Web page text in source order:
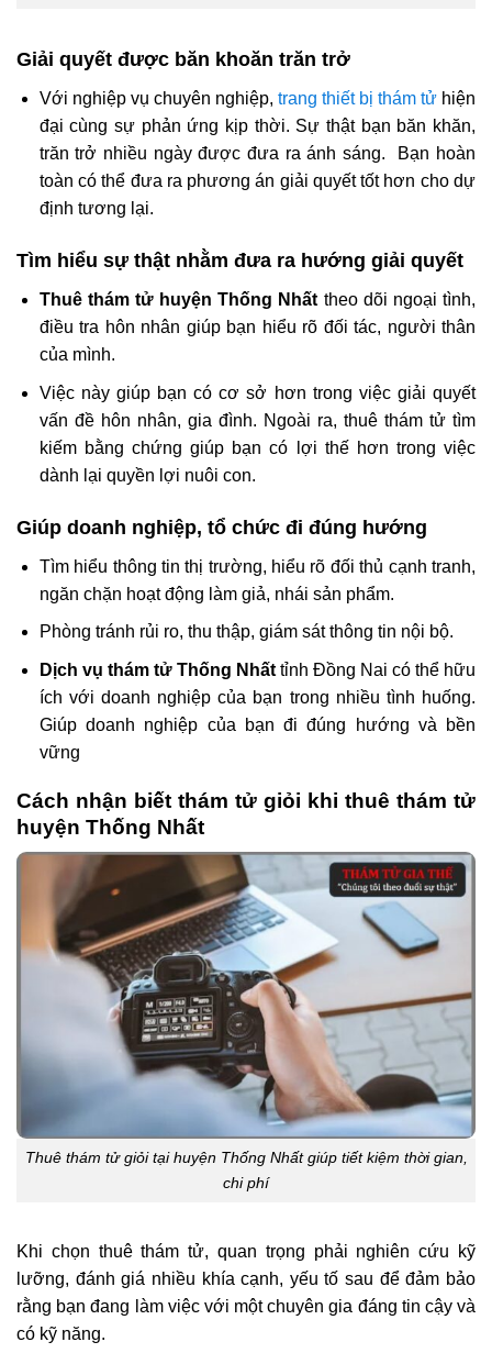
Giải quyết được băn khoăn trăn trở
Với nghiệp vụ chuyên nghiệp, trang thiết bị thám tử hiện
đại cùng sự phản ứng kịp thời. Sự thật bạn băn khăn,
trăn trở nhiều ngày được đưa ra ánh sáng. Bạn hoàn
toàn có thể đưa ra phương án giải quyết tốt hơn cho dự
định tương lại.
Tìm hiểu sự thật nhằm đưa ra hướng giải quyết
Thuê thám tử huyện Thống Nhất theo dõi ngoại tình,
điều tra hôn nhân giúp bạn hiểu rõ đối tác, người thân
của mình.
Việc này giúp bạn có cơ sở hơn trong việc giải quyết
vấn đề hôn nhân, gia đình. Ngoài ra, thuê thám tử tìm
kiếm bằng chứng giúp bạn có lợi thế hơn trong việc
dành lại quyền lợi nuôi con.
Giúp doanh nghiệp, tổ chức đi đúng hướng
Tìm hiểu thông tin thị trường, hiểu rõ đối thủ cạnh tranh,
ngăn chặn hoạt động làm giả, nhái sản phẩm.
Phòng tránh rủi ro, thu thập, giám sát thông tin nội bộ.
Dịch vụ thám tử Thống Nhấttỉnh Đồng Nai có thể hữu
ích với doanh nghiệp của bạn trong nhiều tình huống.
Giúp doanh nghiệp của bạn đi đúng hướng và bền
vững
Cách nhận biết thám tử giỏi khi thuê thám tử
huyện Thống Nhất
Thuê thám tử giỏi tại huyện Thống Nhất giúp tiết kiệm thời gian,
chi phí
Khi chọn thuê thám tử, quan trọng phải nghiên cứu kỹ
lưỡng, đánh giá nhiều khía cạnh, yếu tố sau để đảm bảo
rằng bạn đang làm việc với một chuyên gia đáng tin cậy và
có kỹ năng.